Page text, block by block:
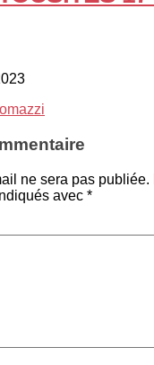
ne sera pas publiée.
avec *